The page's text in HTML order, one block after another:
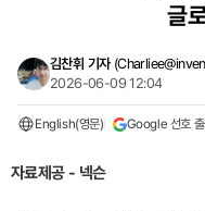
글
김찬휘 기자 (
2026-06-09 12:04
English(영문) Google 선호 출
자료제공 - 넥슨